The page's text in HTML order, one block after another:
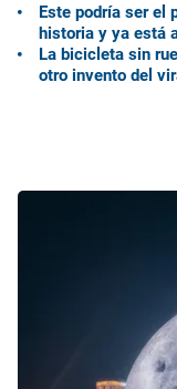
Este podría ser el
historia y ya está
La bicicleta sin
otro invento del